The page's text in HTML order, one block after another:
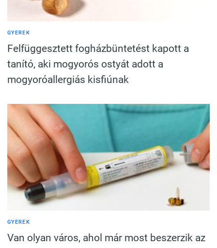
GYEREK
Felfüggesztett fogházbüntetést kapott a
tanító, aki mogyorós ostyát adott a
mogyoróallergiás kisfiúnak
GYEREK
Van olyan város, ahol már most beszerzik az